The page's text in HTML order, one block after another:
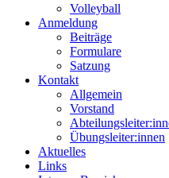
Volleyball
Anmeldung
Beiträge
Formulare
Satzung
Kontakt
Allgemein
Vorstand
Übungsleiter:innen
Aktuelles
Links